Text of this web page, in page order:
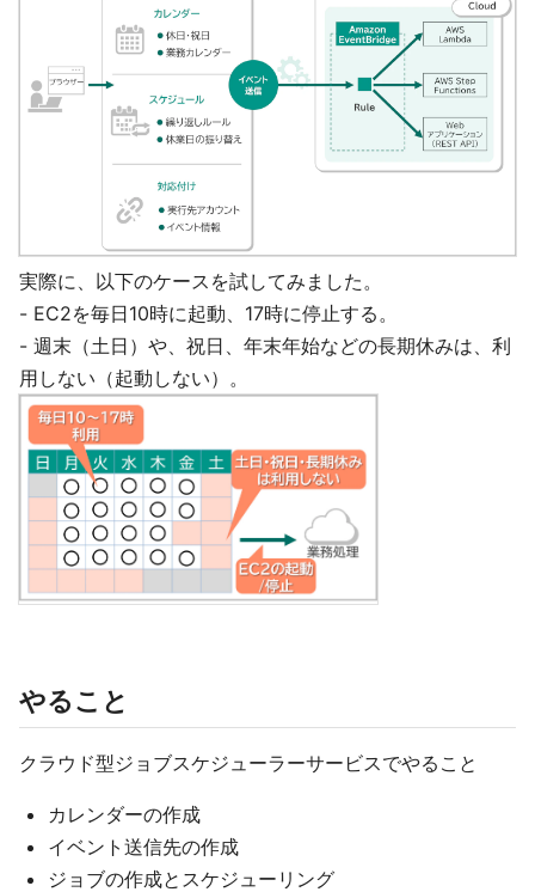
実際に、以下のケースを試してみました。
- EC2を毎日10時に起動、17時に停止する。
- 週末（土日）や、祝日、年末年始などの長期休みは、利
用しない（起動しない）。
やること
クラウド型ジョブスケジューラーサービスでやること
カレンダーの作成
イベント送信先の作成
ジョブの作成とスケジューリング